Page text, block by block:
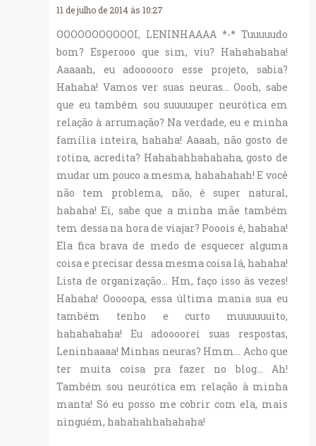
11 de julho de 2014 às 10:27
OOOOOOOOOOOI, LENINHAAAA *-* Tuuuuudo
bom? Esperooo que sim, viu? Hahahahaha!
Aaaaah, eu adoooooro esse projeto, sabia?
Hahaha! Vamos ver suas neuras... Oooh, sabe
que eu também sou suuuuuper neurótica em
relação à arrumação? Na verdade, eu e minha
família inteira, hahaha! Aaaah, não gosto de
rotina, acredita? Hahahahhahahaha, gosto de
mudar um pouco a mesma, hahahahah! E você
não tem problema, não, é super natural,
hahaha! Ei, sabe que a minha mãe também
tem dessa na hora de viajar? Pooois é, hahaha!
Ela fica brava de medo de esquecer alguma
coisa e precisar dessa mesma coisa lá, hahaha!
Lista de organização... Hm, faço isso às vezes!
Hahaha! Ooooopa, essa última mania sua eu
também tenho e curto muuuuuuito,
hahahahaha! Eu adoooorei suas respostas,
Leninhaaaa! Minhas neuras? Hmm... Acho que
ter muita coisa pra fazer no blog... Ah!
Também sou neurótica em relação à minha
manta! Só eu posso me cobrir com ela, mais
ninguém, hahahahhahahaha!